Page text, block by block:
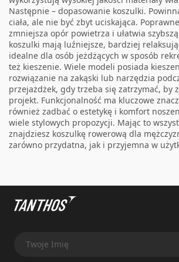
Następnie – dopasowanie koszulki.
ciała, ale nie być zbyt uciskająca.
zmniejsza opór powietrza i ułatwia
koszulki mają luźniejsze, bardziej
idealne dla osób jeżdżących w sposób
też kieszenie. Wiele modeli posiada
rozwiązanie na zakąski lub narzędzia
przejażdżek, gdy trzeba się zatrzymać, by
projekt. Funkcjonalność ma kluczowe
również zadbać o estetykę i komfort
wiele stylowych propozycji. Mając to
znajdziesz koszulkę rowerową dla
zarówno przydatna, jak i przyjemna w